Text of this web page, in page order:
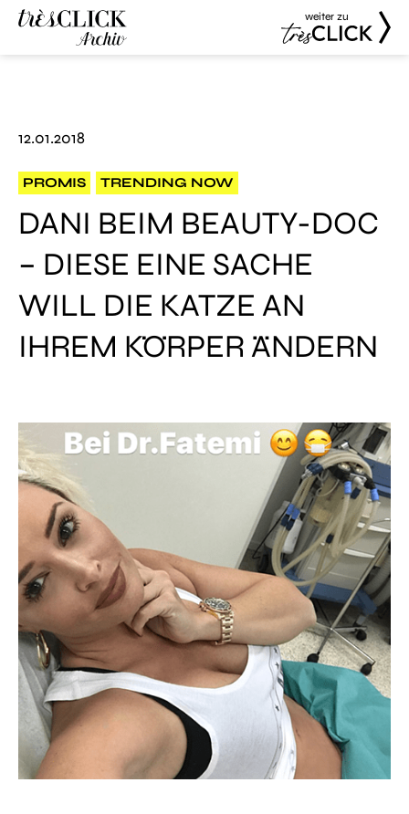
weiter zu
12.01.2018
PROMIS TRENDING NOW
DANI BEIM BEAUTY-DOC
– DIESE EINE SACHE
WILL DIE KATZE AN
IHREM KÖRPER ÄNDERN